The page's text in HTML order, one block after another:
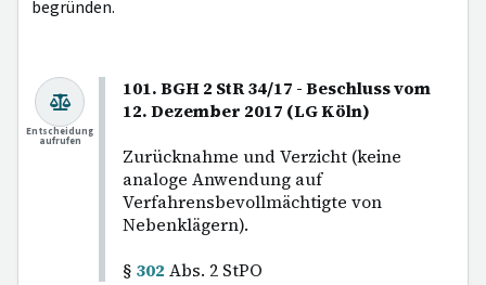
begründen.
101. BGH 2 StR 34/17 - Beschluss vom
12. Dezember 2017 (LG Köln)
Zurücknahme und Verzicht (keine
analoge Anwendung auf
Verfahrensbevollmächtigte von
Nebenklägern).
§ 302 Abs. 2 StPO
Entscheidung
aufrufen